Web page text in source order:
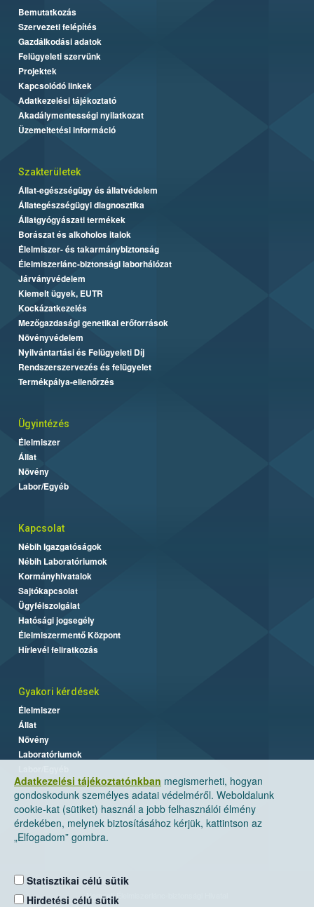
Adatkezelési tájékoztatónkban megismerheti, hogyan
gondoskodunk személyes adatai védelméről. Weboldalunk
cookie-kat (sütiket) használ a jobb felhasználói élmény
érdekében, melynek biztosításához kérjük, kattintson az
„Elfogadom” gombra.
Statisztikai célú sütik
Hirdetési célú sütik
Bemutatkozás
Szervezeti felépítés
Gazdálkodási adatok
Felügyeleti szervünk
Projektek
Kapcsolódó linkek
Adatkezelési tájékoztató
Akadálymentességi nyilatkozat
Üzemeltetési információ
Szakterületek
Állat-egészségügy és állatvédelem
Állategészségügyi diagnosztika
Állatgyógyászati termékek
Borászat és alkoholos italok
Élelmiszer- és takarmánybiztonság
Élelmiszerlánc-biztonsági laborhálózat
Járványvédelem
Kiemelt ügyek, EUTR
Kockázatkezelés
Mezőgazdasági genetikai erőforrások
Növényvédelem
Nyilvántartási és Felügyeleti Díj
Rendszerszervezés és felügyelet
Termékpálya-ellenőrzés
Ügyintézés
Élelmiszer
Állat
Növény
Labor/Egyéb
Kapcsolat
Nébih Igazgatóságok
Nébih Laboratóriumok
Kormányhivatalok
Sajtókapcsolat
Ügyfélszolgálat
Hatósági jogsegély
Élelmiszermentő Központ
Hírlevél feliratkozás
Gyakori kérdések
Élelmiszer
Állat
Növény
Laboratóriumok
Nemzeti Élelmiszerlánc-biztonsági Hivatal